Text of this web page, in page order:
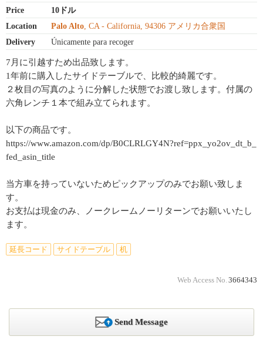
Price
10ドル
Location
Palo Alto, CA - California, 94306 アメリカ合衆国
Delivery
Únicamente para recoger
7月に引越すため出品致します。
1年前に購入したサイドテーブルで、比較的綺麗です。
２枚目の写真のように分解した状態でお渡し致します。付属の
六角レンチ１本で組み立てられます。
以下の商品です。
https://www.amazon.com/dp/B0CLRLGY4N?ref=ppx_yo2ov_dt_b_
fed_asin_title
当方車を持っていないためピックアップのみでお願い致しま
す。
お支払は現金のみ、ノークレームノーリターンでお願いいたし
ます。
延長コード サイドテーブル 机
Web Access No. 3664343
Send Message